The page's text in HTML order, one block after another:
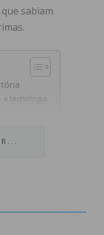
sabiam
tecnologia